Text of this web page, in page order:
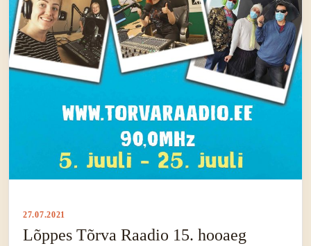
27.07.2021
Lõppes Tõrva Raadio 15. hooaeg